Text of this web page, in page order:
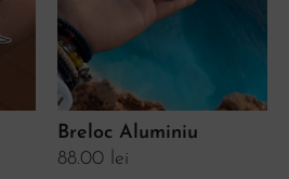
Breloc Aluminiu
88.00 lei